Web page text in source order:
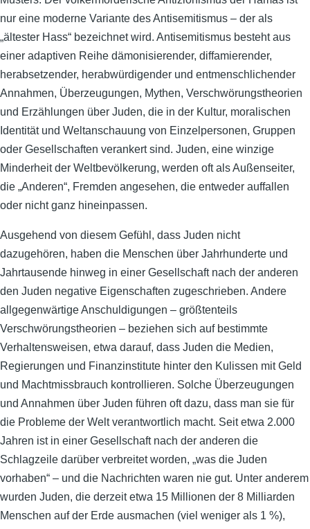
nur eine moderne Variante des Antisemitismus – der als
„ältester Hass“ bezeichnet wird. Antisemitismus besteht aus
einer adaptiven Reihe dämonisierender, diffamierender,
herabsetzender, herabwürdigender und entmenschlichender
Annahmen, Überzeugungen, Mythen, Verschwörungstheorien
und Erzählungen über Juden, die in der Kultur, moralischen
Identität und Weltanschauung von Einzelpersonen, Gruppen
oder Gesellschaften verankert sind. Juden, eine winzige
Minderheit der Weltbevölkerung, werden oft als Außenseiter,
die „Anderen“, Fremden angesehen, die entweder auffallen
oder nicht ganz hineinpassen.
Ausgehend von diesem Gefühl, dass Juden nicht
dazugehören, haben die Menschen über Jahrhunderte und
Jahrtausende hinweg in einer Gesellschaft nach der anderen
den Juden negative Eigenschaften zugeschrieben. Andere
allgegenwärtige Anschuldigungen – größtenteils
Verschwörungstheorien – beziehen sich auf bestimmte
Verhaltensweisen, etwa darauf, dass Juden die Medien,
Regierungen und Finanzinstitute hinter den Kulissen mit Geld
und Machtmissbrauch kontrollieren. Solche Überzeugungen
und Annahmen über Juden führen oft dazu, dass man sie für
die Probleme der Welt verantwortlich macht. Seit etwa 2.000
Jahren ist in einer Gesellschaft nach der anderen die
Schlagzeile darüber verbreitet worden, „was die Juden
vorhaben“ – und die Nachrichten waren nie gut. Unter anderem
wurden Juden, die derzeit etwa 15 Millionen der 8 Milliarden
Menschen auf der Erde ausmachen (viel weniger als 1 %),